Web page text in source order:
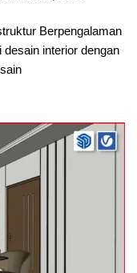
Berpengalaman
interior dengan